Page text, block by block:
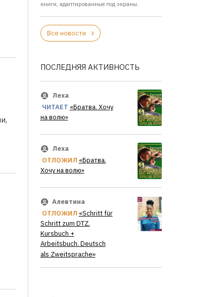
книги, адаптированные под экраны.
Все новости
ПОСЛЕДНЯЯ АКТИВНОСТЬ
Леха
ЧИТАЕТ «Братва. Хочу
на волю»
Леха
ОТЛОЖИЛ «Братва.
Хочу на волю»
Алевтина
ОТЛОЖИЛ «Schritt für
Schritt zum DTZ.
Kursbuch +
Arbeitsbuch. Deutsch
als Zweitsprache»